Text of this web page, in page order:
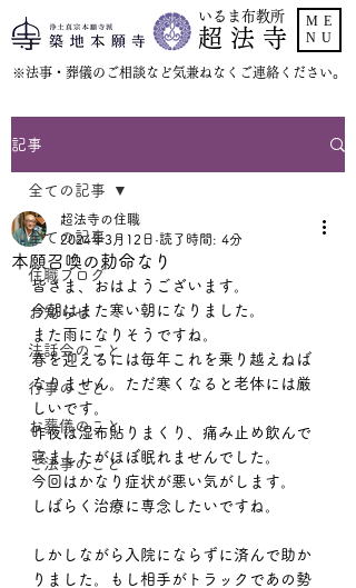
いるま布教所
超 法 寺
​※法事・葬儀のご相談など気兼ねなくご連絡ください。
ME
NU
記事
全ての記事
住職ブログ
お知らせ
法話会のこと
行事のこと
お葬儀のこと
ご法事のこと
全ての記事
本願召喚の勅命なり
超法寺の住職
2024年3月12日 読了時間: 4分
皆さま、おはようございます。
今朝はまた寒い朝になりました。
また雨になりそうですね。
春を迎えるには毎年これを乗り越えねば
なりません。ただ寒くなると老体には厳
しいです。
昨夜は湿布貼りまくり、痛み止め飲んで
寝ましたがほぼ眠れませんでした。
今回はかなり症状が悪い気がします。
しばらく治療に専念したいですね。
しかしながら入院にならずに済んで助か
りました。もし相手がトラックであの勢